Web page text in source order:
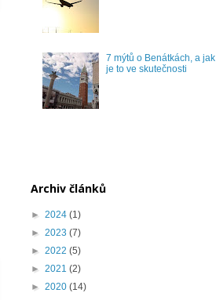
7 mýtů o Benátkách, a jak
je to ve skutečnosti
Archiv článků
► 2024 (1)
► 2023 (7)
► 2022 (5)
► 2021 (2)
► 2020 (14)